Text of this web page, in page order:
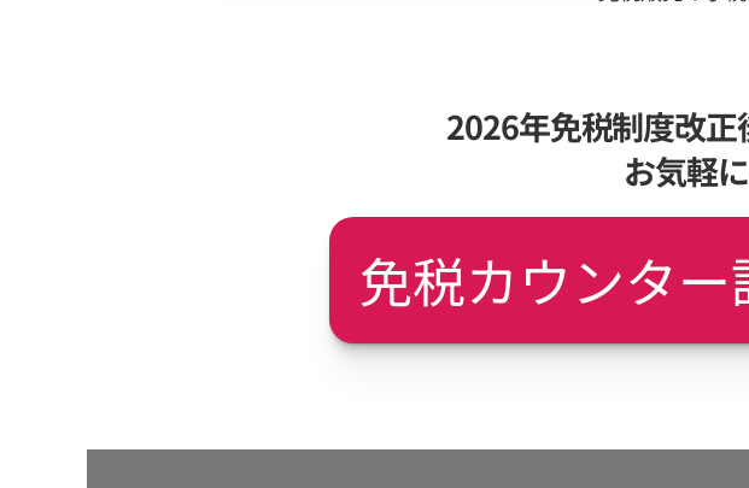
2026年免税制度改正
お気軽
免税カウンタ